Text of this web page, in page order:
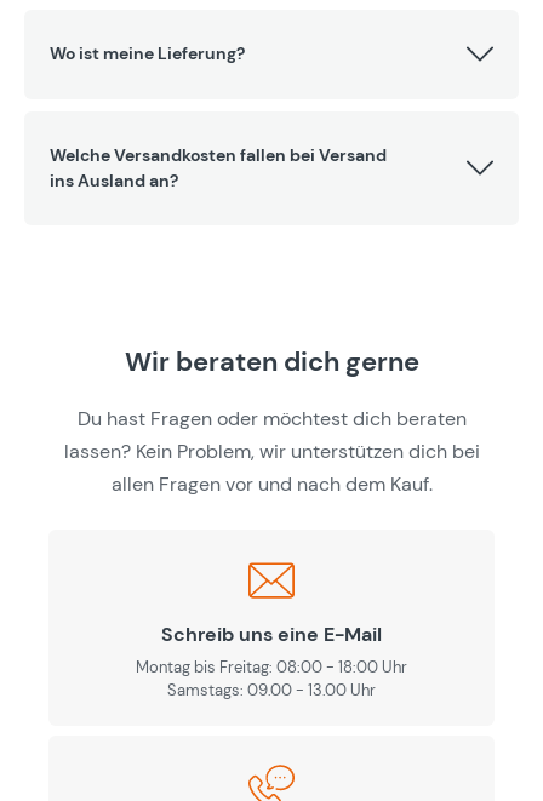
Wo ist meine Lieferung?
Welche Versandkosten fallen bei Versand
ins Ausland an?
Wir beraten dich gerne
Du hast Fragen oder möchtest dich beraten
lassen? Kein Problem, wir unterstützen dich bei
allen Fragen vor und nach dem Kauf.
Schreib uns eine E-Mail
Montag bis Freitag: 08:00 - 18:00 Uhr
Samstags: 09.00 - 13.00 Uhr